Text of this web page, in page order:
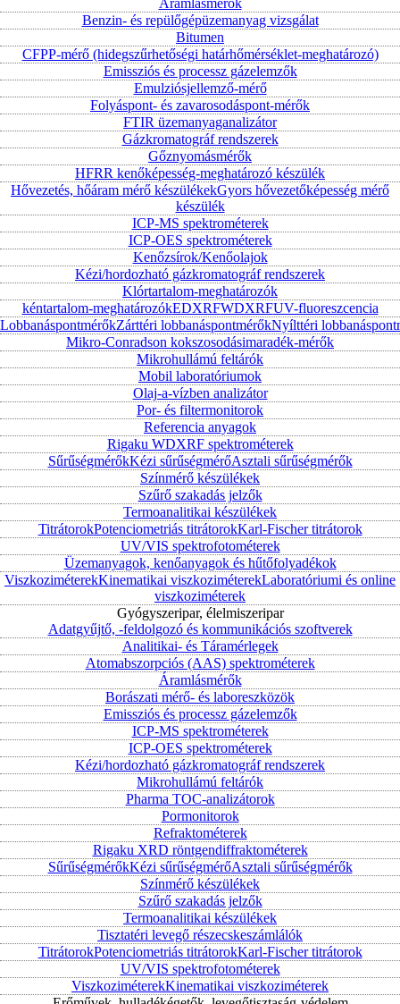
Benzin- és repülőgépüzemanyag vizsgálat
Bitumen
CFPP-mérő (hidegszűrhetőségi határhőmérséklet-meghatározó)
Emissziós és processz gázelemzők
Emulziósjellemző-mérő
Folyáspont- és zavarosodáspont-mérők
FTIR üzemanyaganalizátor
Gázkromatográf rendszerek
Gőznyomásmérők
HFRR kenőképesség-meghatározó készülék
Hővezetés, hőáram mérő készülékekGyors hővezetőképesség mérő
készülék
ICP-MS spektrométerek
ICP-OES spektrométerek
Kenőzsírok/Kenőolajok
Kézi/hordozható gázkromatográf rendszerek
Klórtartalom-meghatározók
kéntartalom-meghatározókEDXRFWDXRFUV-fluoreszcencia
LobbanáspontmérőkZárttéri lobbanáspontmérőkNyílttéri
Mikro-Conradson kokszosodásimaradék-mérők
Mikrohullámú feltárók
Mobil laboratóriumok
Olaj-a-vízben analizátor
Por- és filtermonitorok
Referencia anyagok
Rigaku WDXRF spektrométerek
SűrűségmérőkKézi sűrűségmérőAsztali sűrűségmérők
Színmérő készülékek
Szűrő szakadás jelzők
Termoanalitikai készülékek
TitrátorokPotenciometriás titrátorokKarl-Fischer titrátorok
UV/VIS spektrofotométerek
Üzemanyagok, kenőanyagok és hűtőfolyadékok
ViszkoziméterekKinematikai viszkoziméterekLaboratóriumi és online
viszkoziméterek
Gyógyszeripar, élelmiszeripar
Adatgyűjtő, -feldolgozó és kommunikációs szoftverek
Analitikai- és Táramérlegek
Atomabszorpciós (AAS) spektrométerek
Áramlásmérők
Borászati mérő- és laboreszközök
Emissziós és processz gázelemzők
ICP-MS spektrométerek
ICP-OES spektrométerek
Kézi/hordozható gázkromatográf rendszerek
Mikrohullámú feltárók
Pharma TOC-analizátorok
Pormonitorok
Refraktométerek
Rigaku XRD röntgendiffraktométerek
SűrűségmérőkKézi sűrűségmérőAsztali sűrűségmérők
Színmérő készülékek
Szűrő szakadás jelzők
Termoanalitikai készülékek
Tisztatéri levegő részecskeszámlálók
TitrátorokPotenciometriás titrátorokKarl-Fischer titrátorok
UV/VIS spektrofotométerek
ViszkoziméterekKinematikai viszkoziméterek